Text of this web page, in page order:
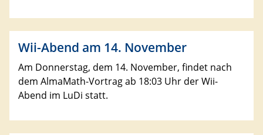
Wii-Abend am 14. November
Am Donnerstag, dem 14. November, findet nach
dem AlmaMath-Vortrag ab 18:03 Uhr der Wii-
Abend im LuDi statt.